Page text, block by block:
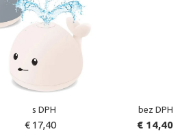
s DPH bez DPH
€ 17,40 € 14,40